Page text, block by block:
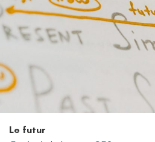
Le futur